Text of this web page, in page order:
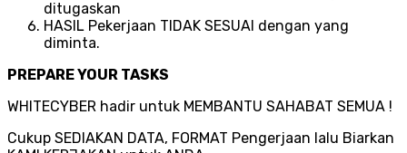
ditugaskan
HASIL Pekerjaan TIDAK SESUAI dengan yang
diminta.
PREPARE YOUR TASKS
WHITECYBER hadir untuk MEMBANTU SAHABAT SEMUA !
Cukup SEDIAKAN DATA, FORMAT Pengerjaan lalu Biarkan